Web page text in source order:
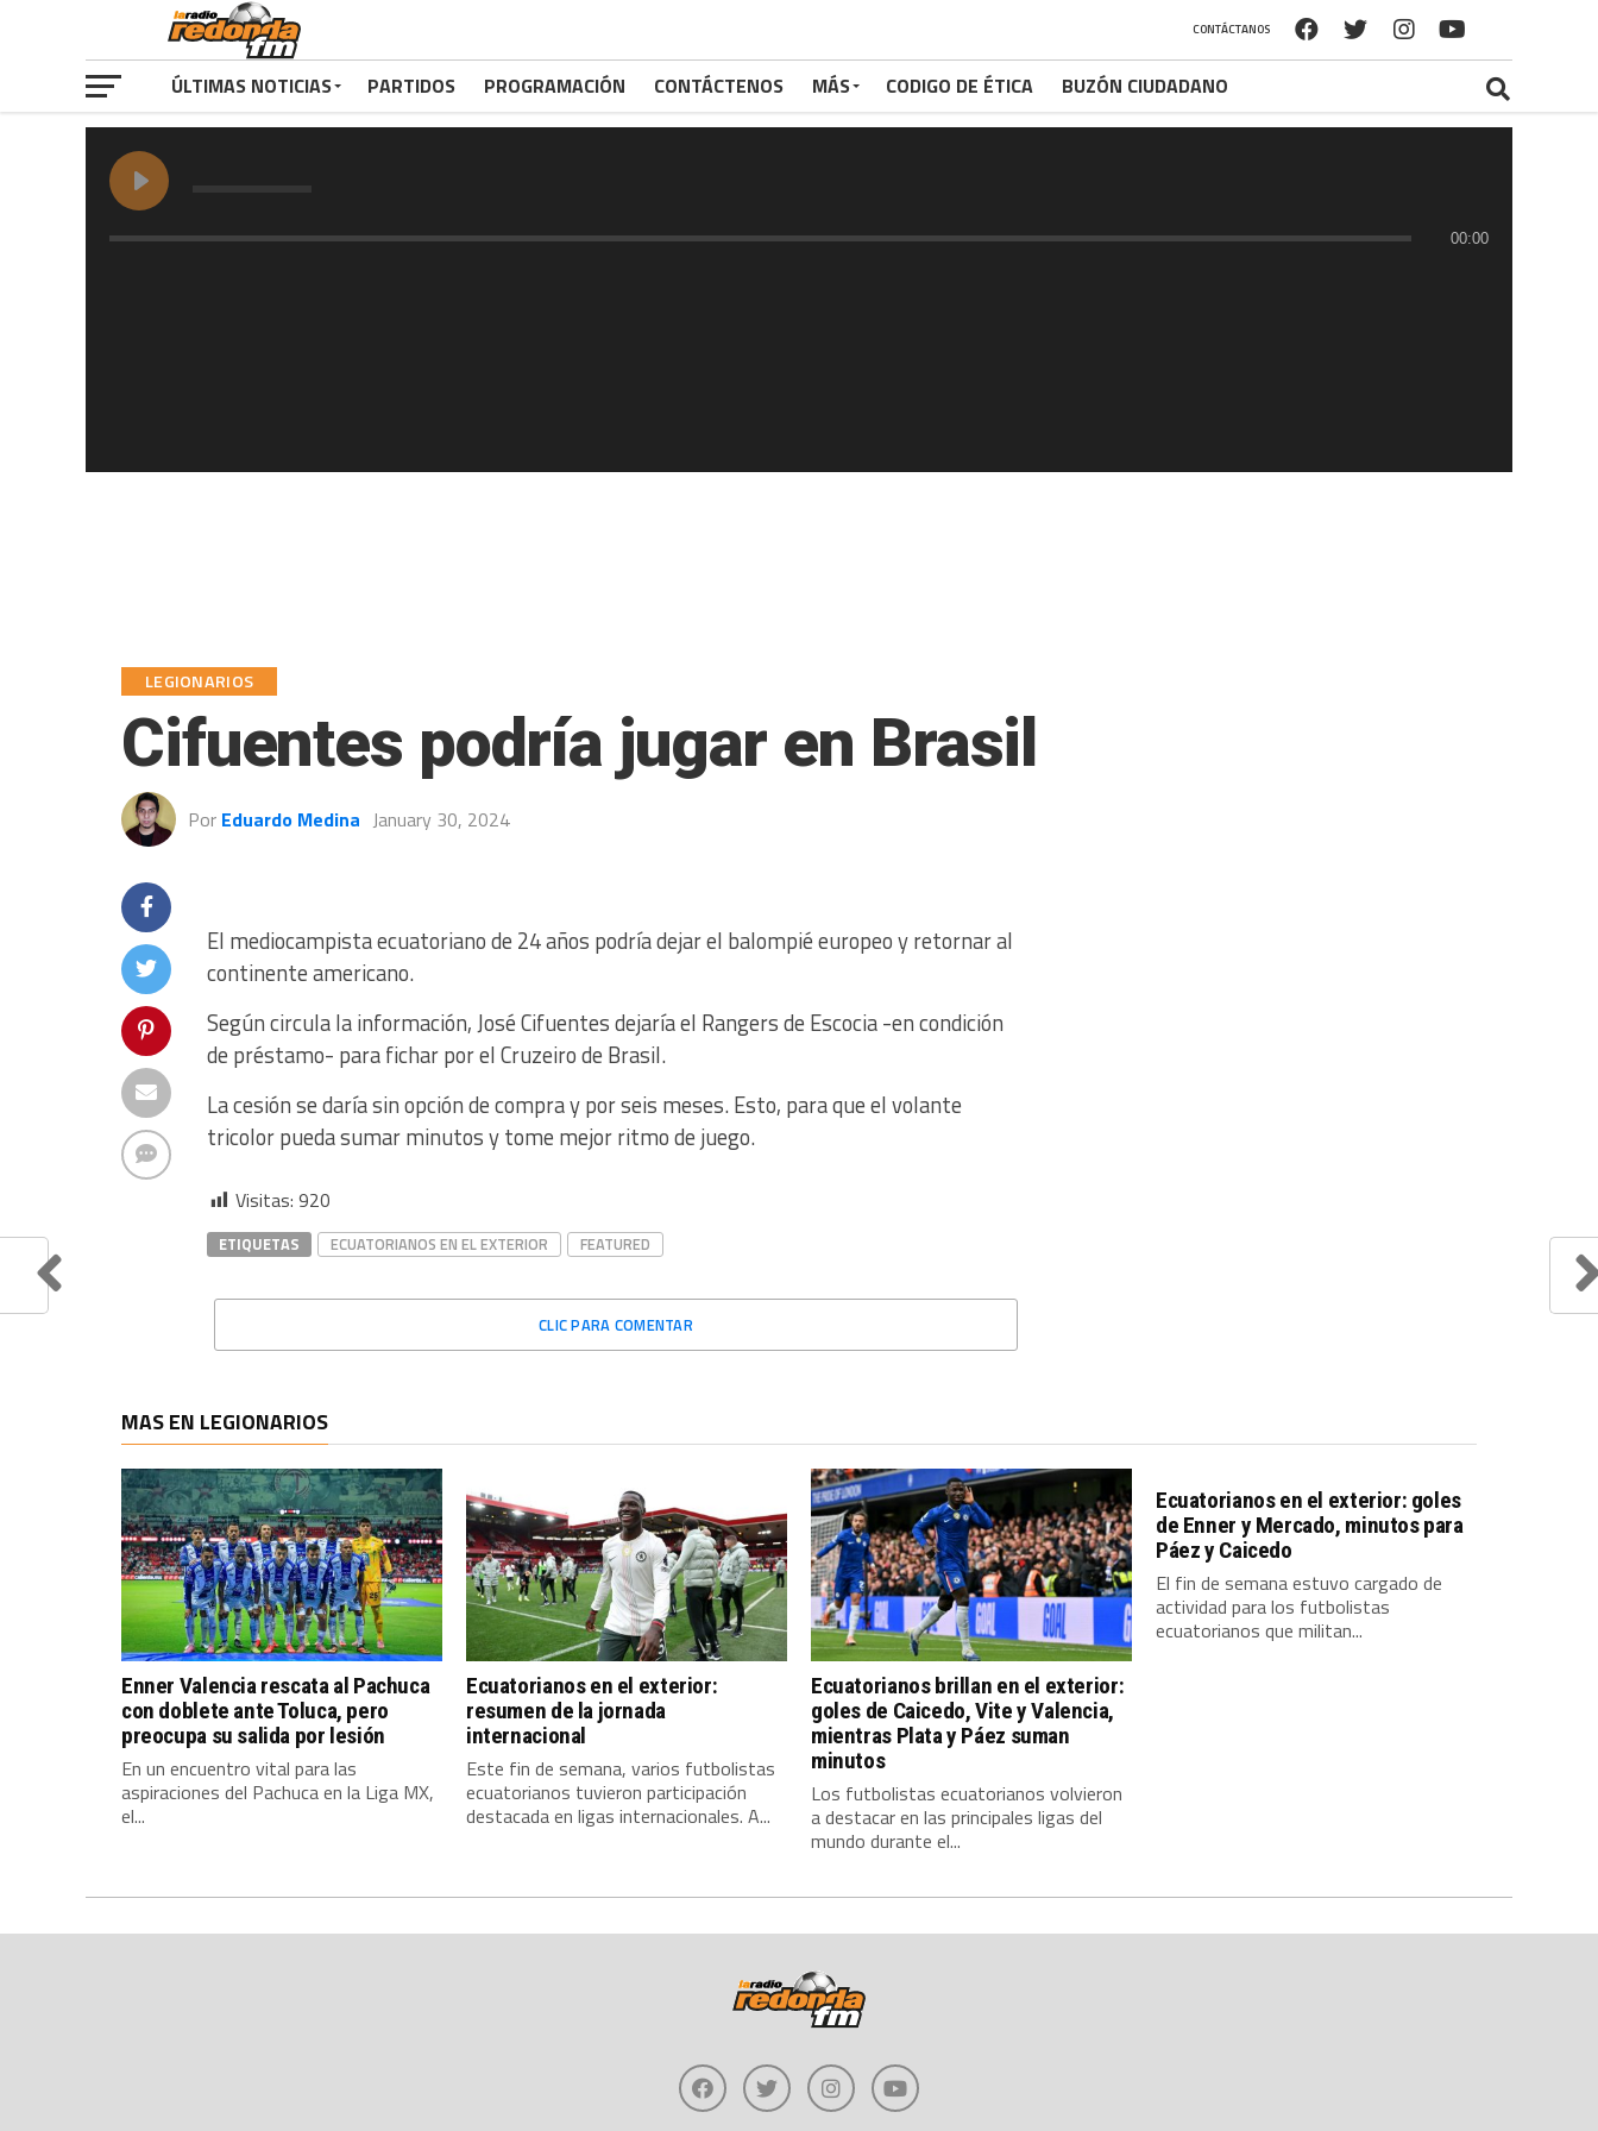
00:00
CONTÁCTANOS
ÚLTIMAS NOTICIAS PARTIDOS PROGRAMACIÓN CONTÁCTENOS MÁS CODIGO DE ÉTICA BUZÓN CIUDADANO
LEGIONARIOS
Cifuentes podría jugar en Brasil
Por Eduardo Medina January 30, 2024
El mediocampista ecuatoriano de 24 años podría dejar el balompié europeo y retornar al
continente americano.
Según circula la información, José Cifuentes dejaría el Rangers de Escocia -en condición
de préstamo- para fichar por el Cruzeiro de Brasil.
La cesión se daría sin opción de compra y por seis meses. Esto, para que el volante
tricolor pueda sumar minutos y tome mejor ritmo de juego.
Visitas: 920
ETIQUETAS ECUATORIANOS EN EL EXTERIOR FEATURED
CLIC PARA COMENTAR
MAS EN LEGIONARIOS
Enner Valencia rescata al Pachuca
con doblete ante Toluca, pero
preocupa su salida por lesión
En un encuentro vital para las
aspiraciones del Pachuca en la Liga MX,
el...
Ecuatorianos en el exterior:
resumen de la jornada
internacional
Este fin de semana, varios futbolistas
ecuatorianos tuvieron participación
destacada en ligas internacionales. A...
Ecuatorianos brillan en el exterior:
goles de Caicedo, Vite y Valencia,
mientras Plata y Páez suman
minutos
Los futbolistas ecuatorianos volvieron
a destacar en las principales ligas del
mundo durante el...
Ecuatorianos en el exterior: goles
de Enner y Mercado, minutos para
Páez y Caicedo
El fin de semana estuvo cargado de
actividad para los futbolistas
ecuatorianos que militan...